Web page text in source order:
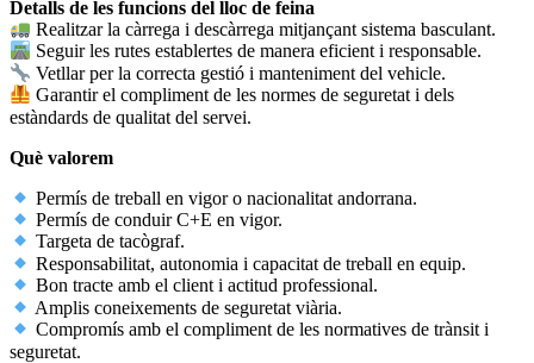
Detalls de les funcions del lloc de feina
Realitzar la càrrega i descàrrega mitjançant sistema basculant.
Seguir les rutes establertes de manera eficient i responsable.
Vetllar per la correcta gestió i manteniment del vehicle.
Garantir el compliment de les normes de seguretat i dels
estàndards de qualitat del servei.
Què valorem
Permís de treball en vigor o nacionalitat andorrana.
Permís de conduir C+E en vigor.
Targeta de tacògraf.
Responsabilitat, autonomia i capacitat de treball en equip.
Bon tracte amb el client i actitud professional.
Amplis coneixements de seguretat viària.
Compromís amb el compliment de les normatives de trànsit i
seguretat.